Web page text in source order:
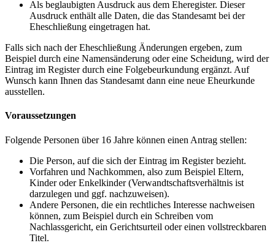
Als beglaubigten Ausdruck aus dem Eheregister. Dieser
Ausdruck enthält alle Daten, die das Standesamt bei der
Eheschließung eingetragen hat.
Falls sich nach der Eheschließung Änderungen ergeben, zum
Beispiel durch eine Namensänderung oder eine Scheidung, wird der
Eintrag im Register durch eine Folgebeurkundung ergänzt. Auf
Wunsch kann Ihnen das Standesamt dann eine neue Eheurkunde
ausstellen.
Voraussetzungen
Folgende Personen über 16 Jahre können einen Antrag stellen:
Die Person, auf die sich der Eintrag im Register bezieht.
Vorfahren und Nachkommen, also zum Beispiel Eltern,
Kinder oder Enkelkinder (Verwandtschaftsverhältnis ist
darzulegen und ggf. nachzuweisen).
Andere Personen, die ein rechtliches Interesse nachweisen
können, zum Beispiel durch ein Schreiben vom
Nachlassgericht, ein Gerichtsurteil oder einen vollstreckbaren
Titel.